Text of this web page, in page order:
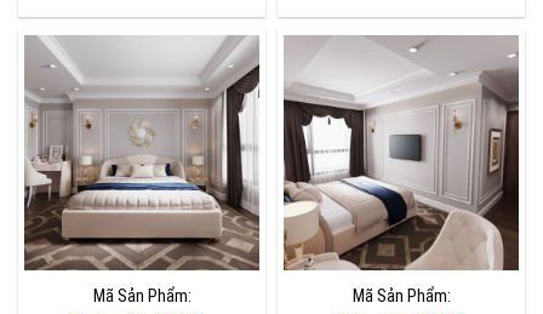
Mã Sản Phẩm:
Mã Sản Phẩm: